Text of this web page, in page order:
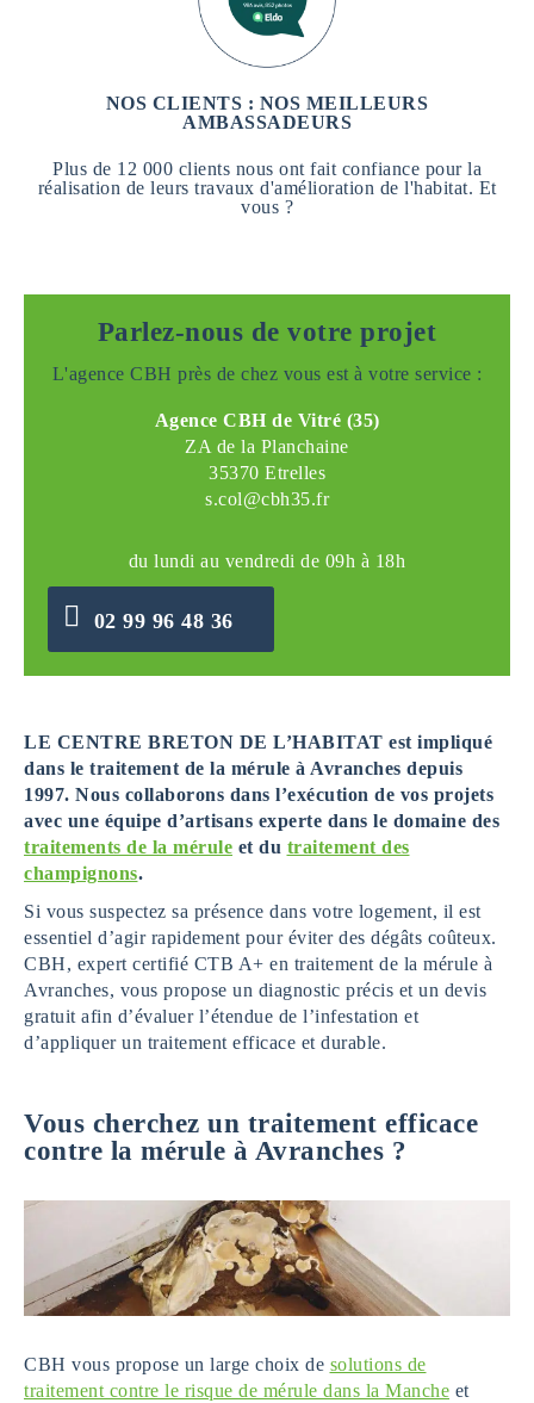
NOS CLIENTS : NOS MEILLEURS
AMBASSADEURS
Plus de 12 000 clients nous ont fait confiance pour la
réalisation de leurs travaux d'amélioration de l'habitat. Et
vous ?
Parlez-nous de votre projet
L'agence CBH près de chez vous est à votre service :
Agence CBH de Vitré (35)
ZA de la Planchaine
35370 Etrelles
s.col@cbh35.fr
du lundi au vendredi de 09h à 18h
02 99 96 48 36
LE CENTRE BRETON DE L’HABITAT est impliqué
dans le traitement de la mérule à Avranches depuis
1997. Nous collaborons dans l’exécution de vos projets
avec une équipe d’artisans experte dans le domaine des
traitements de la mérule et du traitement des
champignons.
Si vous suspectez sa présence dans votre logement, il est
essentiel d’agir rapidement pour éviter des dégâts coûteux.
CBH, expert certifié CTB A+ en traitement de la mérule à
Avranches, vous propose un diagnostic précis et un devis
gratuit afin d’évaluer l’étendue de l’infestation et
d’appliquer un traitement efficace et durable.
Vous cherchez un traitement efficace
contre la mérule à Avranches ?
CBH vous propose un large choix de solutions de
traitement contre le risque de mérule dans la Manche et